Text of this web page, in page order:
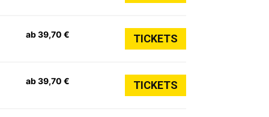
ab 39,70 € TICKETS
ab 39,70 € TICKETS